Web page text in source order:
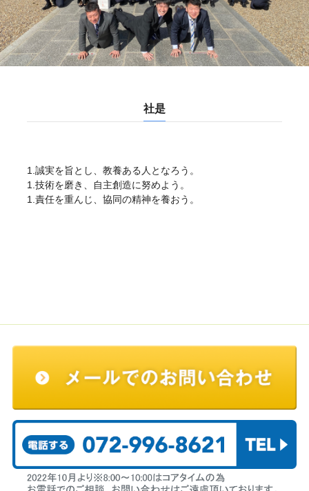
社是
1.誠実を旨とし、教養ある人となろう。
1.技術を磨き、自主創造に努めよう。
1.責任を重んじ、協同の精神を養おう。